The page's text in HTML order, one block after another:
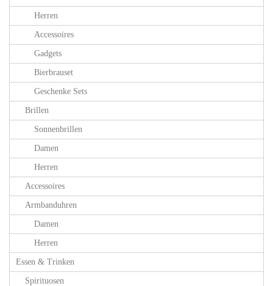
Herren
Accessoires
Gadgets
Bierbrauset
Geschenke Sets
Brillen
Sonnenbrillen
Damen
Herren
Accessoires
Armbanduhren
Damen
Herren
Essen & Trinken
Spirituosen